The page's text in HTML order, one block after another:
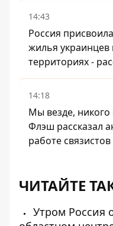
14:43
Россия
жилья
территориях -
14:18
Мы везде, никого
Флэш рассказал
работе
ЧИТАЙТЕ
Утром Россия